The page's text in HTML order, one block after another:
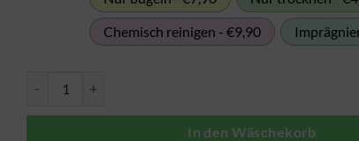
Chemisch reinigen - €9,90
In den Wäschekorb